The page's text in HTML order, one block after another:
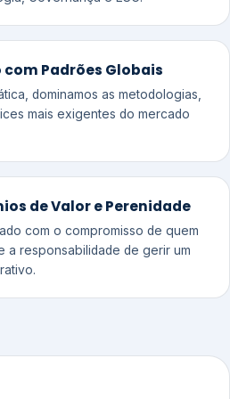
Padrões Globais
dominamos as metodologias,
mais exigentes do mercado
de Valor e Perenidade
com o compromisso de quem
a responsabilidade de gerir um